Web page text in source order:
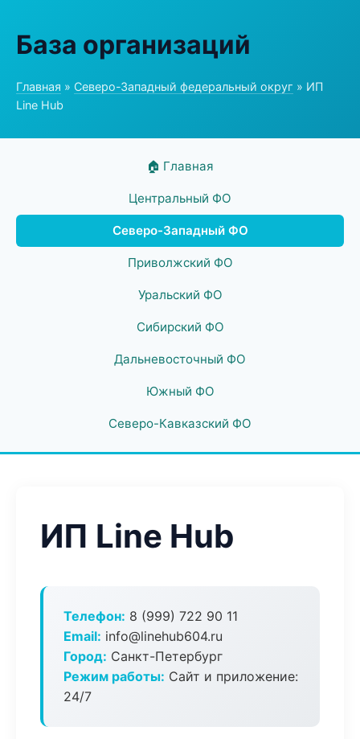
База организаций
Главная » Северо-Западный федеральный округ » ИП
Line Hub
🏠 Главная
Центральный ФО
Северо-Западный ФО
Приволжский ФО
Уральский ФО
Сибирский ФО
Дальневосточный ФО
Южный ФО
Северо-Кавказский ФО
ИП Line Hub
Телефон: 8 (999) 722 90 11
Email: info@linehub604.ru
Город: Санкт-Петербург
Режим работы: Сайт и приложение:
24/7